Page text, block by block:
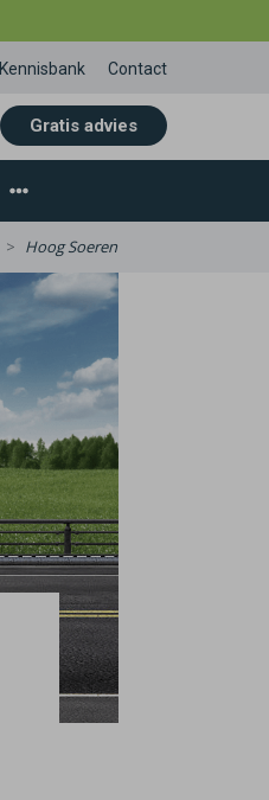
Kennisbank Contact
Gratis advies
Hoog Soeren